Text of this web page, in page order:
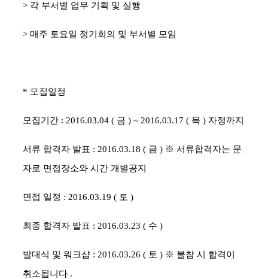
> 각 부서별 업무 기획 및 실행
> 매주 토요일 정기회의 및 부서별 모임
* 모집일정
모집기간 : 2016.03.04 ( 금 ) ~ 2016.03.17 ( 목 ) 자정까지
서류 합격자 발표 : 2016.03.18 ( 금 ) ※ 서류합격자는 문
자로 면접장소와 시간 개별공지
면접 일정 : 2016.03.19 ( 토 )
최종 합격자 발표 : 2016.03.23 ( 수 )
발대식 및 워크샵 : 2016.03.26 ( 토 ) ※ 불참 시 합격이
취소됩니다 .